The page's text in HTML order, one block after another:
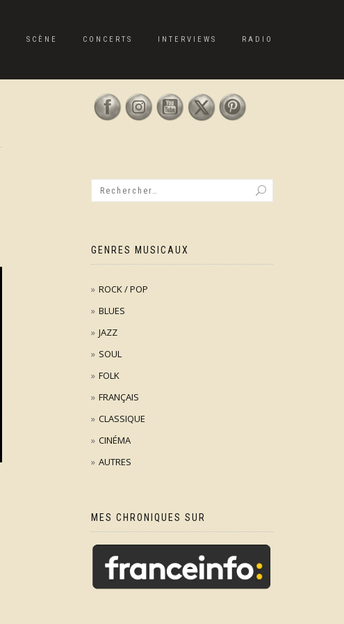
SCÈNE CONCERTS INTERVIEWS RADIO
GENRES MUSICAUX
ROCK / POP
BLUES
JAZZ
SOUL
FOLK
FRANÇAIS
CLASSIQUE
CINÉMA
AUTRES
MES CHRONIQUES SUR